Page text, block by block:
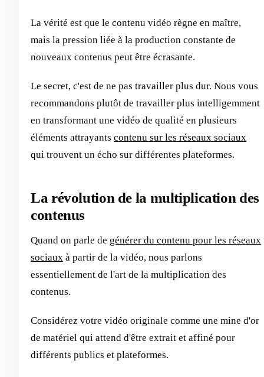
La vérité est que le contenu vidéo règne en maître,
mais la pression liée à la production constante de
nouveaux contenus peut être écrasante.
Le secret, c'est de ne pas travailler plus dur. Nous vous
recommandons plutôt de travailler plus intelligemment
en transformant une vidéo de qualité en plusieurs
éléments attrayants contenu sur les réseaux sociaux
qui trouvent un écho sur différentes plateformes.
La révolution de la multiplication des
contenus
Quand on parle de générer du contenu pour les réseaux
sociaux à partir de la vidéo, nous parlons
essentiellement de l'art de la multiplication des
contenus.
Considérez votre vidéo originale comme une mine d'or
de matériel qui attend d'être extrait et affiné pour
différents publics et plateformes.